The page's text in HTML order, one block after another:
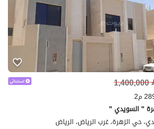
1,400,000
م2
" السويدي "
حي الزهرة، غرب الرياض، الرياض